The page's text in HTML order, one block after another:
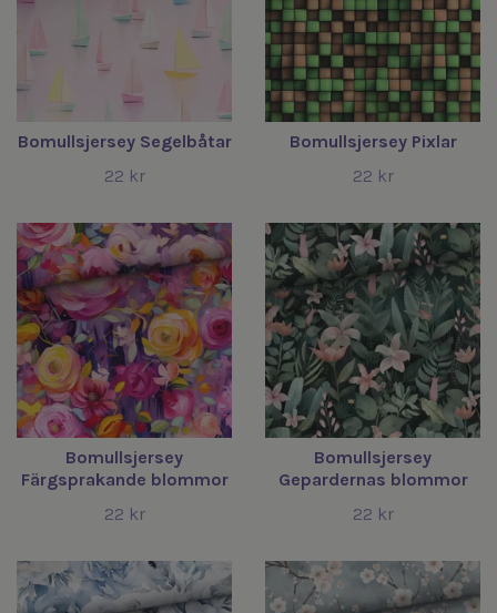
Bomullsjersey Segelbåtar
22 kr
Bomullsjersey Pixlar
22 kr
Bomullsjersey
Färgsprakande blommor
22 kr
Bomullsjersey
Gepardernas blommor
22 kr